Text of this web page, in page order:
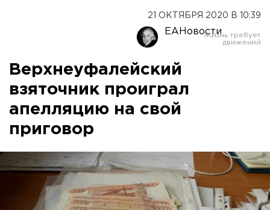
21 ОКТЯБРЯ 2020 В 10:39
ЕАНовости
Верхнеуфалейский
взяточник проиграл
апелляцию на свой
приговор